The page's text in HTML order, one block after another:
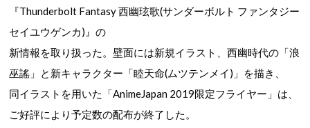
『Thunderbolt Fantasy 西幽玹歌(サンダーボルト ファンタジー
セイユウゲンカ)』の
新情報を取り扱った。壁面には新規イラスト、西幽時代の「浪
巫謠」と新キャラクター「睦天命(ムツテンメイ)」を描き、
同イラストを用いた「AnimeJapan 2019限定フライヤー」は、
ご好評により予定数の配布が終了した。